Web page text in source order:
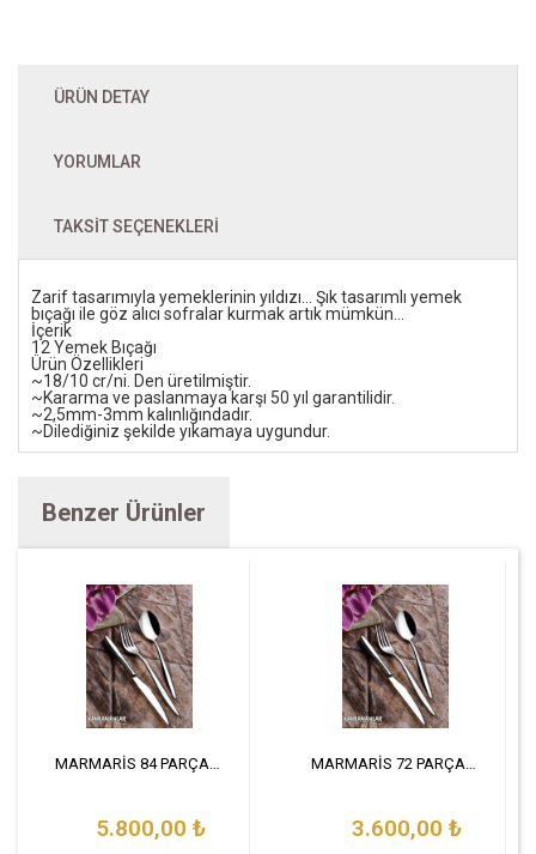
ÜRÜN DETAY
YORUMLAR
TAKSIT SEÇENEKLERI
Zarif tasarımıyla yemeklerinin yıldızı... Şık tasarımlı yemek
bıçağı ile göz alıcı sofralar kurmak artık mümkün...
İçerik
12 Yemek Bıçağı
Ürün Özellikleri
~18/10 cr/ni. Den üretilmiştir.
~Kararma ve paslanmaya karşı 50 yıl garantilidir.
~2,5mm-3mm kalınlığındadır.
~Dilediğiniz şekilde yıkamaya uygundur.
Benzer Ürünler
5.800,00 ₺ 3.600,00 ₺